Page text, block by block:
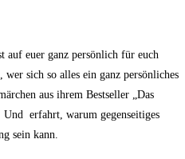
auf euer ganz persönlich für euch
wer sich so alles ein ganz persönliches
aus ihrem Bestseller „Das
Und erfahrt, warum gegenseitiges
sein kann.